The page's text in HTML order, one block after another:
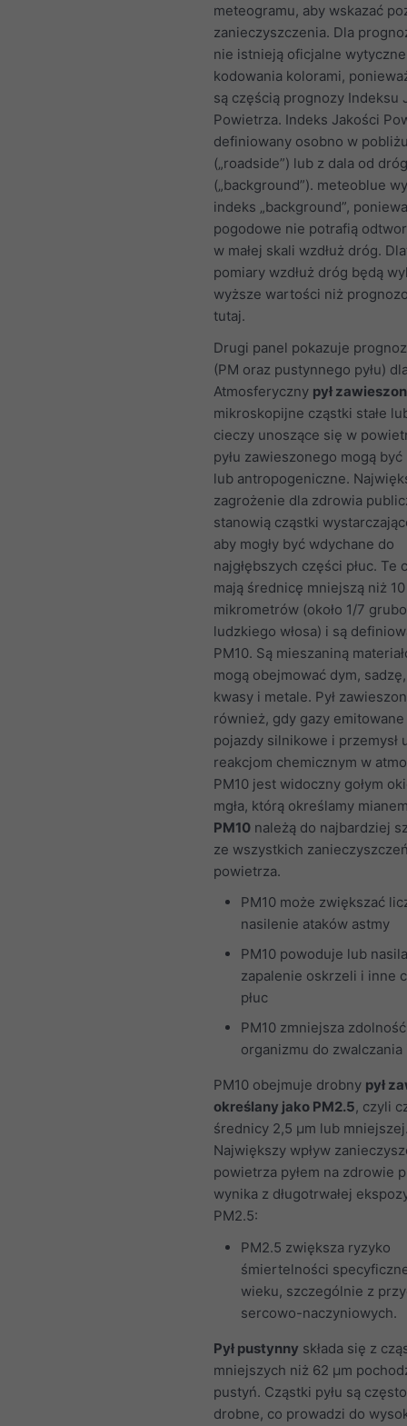
meteogramu, aby wskazać
zanieczyszczenia. Dla
nie istnieją oficjalne
kodowania kolorami,
są częścią prognozy Indeksu
Powietrza. Indeks Jakości
definiowany osobno w
(„roadside”) lub z dala od dróg
(„background”). meteoblue
indeks „background”,
pogodowe nie potrafią
w małej skali wzdłuż dróg.
pomiary wzdłuż dróg będą
wyższe wartości niż
tutaj.
Drugi panel pokazuje
(PM oraz pustynnego pyłu)
Atmosferyczny pył
mikroskopijne cząstki stałe
cieczy unoszące się w
pyłu zawieszonego mogą
lub antropogeniczne.
zagrożenie dla zdrowia
stanowią cząstki
aby mogły być wdychane do
najgłębszych części płuc. Te
mają średnicę mniejszą niż 10
mikrometrów (około 1/7
ludzkiego włosa) i są
PM10. Są mieszaniną
mogą obejmować dym,
kwasy i metale. Pył
również, gdy gazy
pojazdy silnikowe i przemysł
reakcjom chemicznym w
PM10 jest widoczny gołym
mgła, którą określamy
PM10 należą do najbardziej
ze wszystkich
powietrza.
PM10 może zwiększać
nasilenie ataków astmy
PM10 powoduje lub nasila
zapalenie oskrzeli i inne
płuc
PM10 zmniejsza zdolność
organizmu do
PM10 obejmuje drobny pył
określany jako PM2.5, czyli
średnicy 2,5 μm lub
Największy wpływ
powietrza pyłem na zdrowie
wynika z długotrwałej
PM2.5:
PM2.5 zwiększa ryzyko
śmiertelności
wieku, szczególnie z
sercowo-naczyniowych.
Pył pustynny składa się z
mniejszych niż 62 μm
pustyń. Cząstki pyłu są
drobne, co prowadzi do